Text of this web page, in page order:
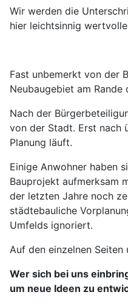
Wir werden die
hier leichtsinnig
Fast unbemerkt von der
Neubaugebiet am
Nach der
von der Stadt. Erst nach
Planung läuft.
Einige Anwohner haben
Bauprojekt aufmerksam
der letzten Jahre noch
städtebauliche
Umfelds ignoriert.
Auf den einzelnen Seiten
Wer sich bei uns
um neue Ideen zu